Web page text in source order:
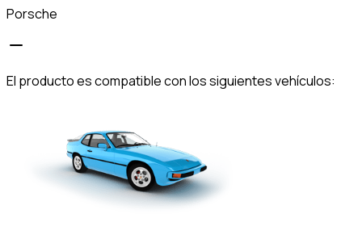
Porsche
El producto es compatible con los siguientes vehículos: